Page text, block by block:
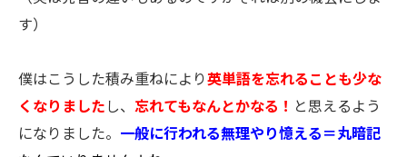
す）
僕はこうした積み重ねにより英単語を忘れることも少な
くなりましたし、 忘れてもなんとかなる！ と思えるよう
になりました。 一般に行われる無理やり憶える＝丸暗記